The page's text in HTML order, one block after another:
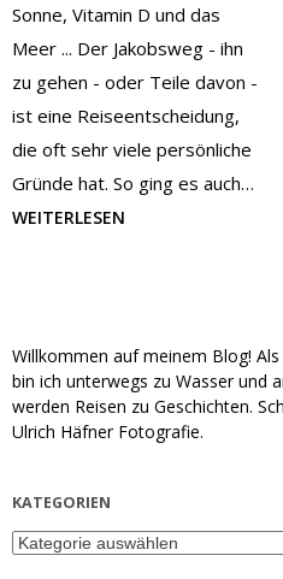
Sonne, Vitamin D und das
Meer ... Der Jakobsweg - ihn
zu gehen - oder Teile davon -
ist eine Reiseentscheidung,
die oft sehr viele persönliche
Gründe hat. So ging es auch…
WEITERLESEN
Willkommen auf meinem Blog!
bin ich unterwegs zu Wasser und
werden Reisen zu Geschichten.
Ulrich Häfner Fotografie.
KATEGORIEN
Kategorien